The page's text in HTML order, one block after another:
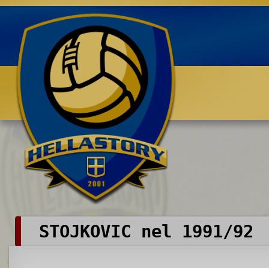
Benvenuti su HELLASTORY.net
STOJKOVIC nel 1991/92